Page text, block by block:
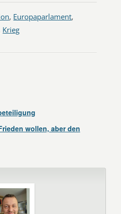
, Europaparlament,
Krieg
wollen, aber den